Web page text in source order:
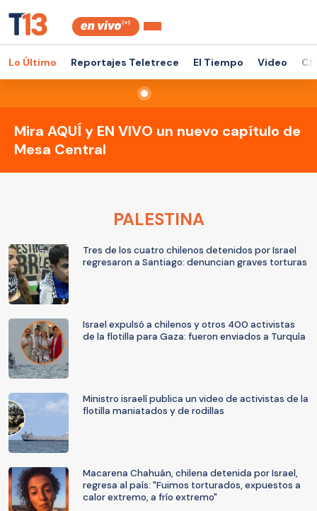
Lo Último Reportajes Teletrece El Tiempo Video
Mira AQUÍ y EN VIVO un nuevo capítulo de
Mesa Central
PALESTINA
Tres de los cuatro chilenos detenidos por Israel
regresaron a Santiago: denuncian graves torturas
Israel expulsó a chilenos y otros 400 activistas
de la flotilla para Gaza: fueron enviados a Turquía
Ministro israelí publica un video de activistas de la
flotilla maniatados y de rodillas
Macarena Chahuán, chilena detenida por Israel,
regresa al país: "Fuimos torturados, expuestos a
calor extremo, a frío extremo"